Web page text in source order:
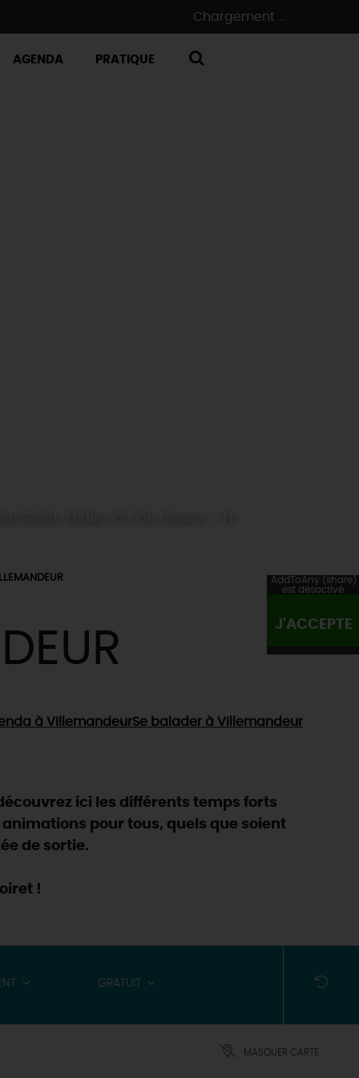
Chargement ...
AGENDA PRATIQUE
à VillemandeurSe balader à Villemandeur
ici les différents temps forts
pour tous, quels que soient
de sortie.
!
GRATUIT
MASQUER CARTE
AddToAny (share)
est désactivé.
J'ACCEPTE